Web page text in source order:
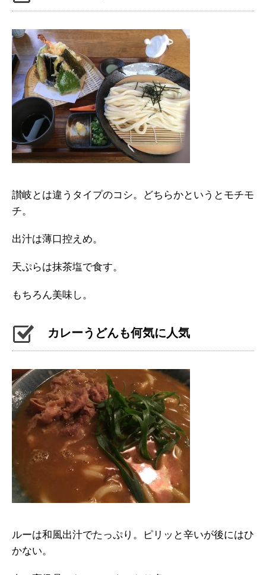
讃岐とは違うタイプのコシ。どちらかというとモチモ
チ。
出汁は薄口控えめ。
天ぷらは抹茶塩で食す。
もちろん美味し。
カレーうどんも何気に人気
ルーは和風出汁でたっぷり。ピリッと辛いが後にはひ
かない。